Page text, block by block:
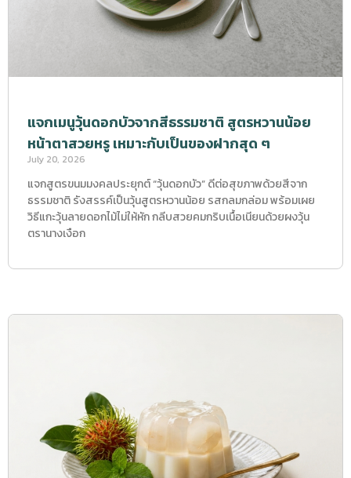
แจกเมนูวุ้นดอกบัวจากสีธรรมชาติ สูตรหวานน้อย
หน้าตาสวยหรู เหมาะกับเป็นของฝากสุด ๆ
July 20, 2026
แจกสูตรขนมมงคลประยุกต์ “วุ้นดอกบัว” ดีต่อสุขภาพด้วยสีจาก
ธรรมชาติ รังสรรค์เป็นวุ้นสูตรหวานน้อย รสกลมกล่อม พร้อมเผย
วิธีแกะวุ้นลายดอกไม้ไม่ให้หัก กลีบสวยคมกริบเนื้อเนียนด้วยผงวุ้น
ตรานางเงือก